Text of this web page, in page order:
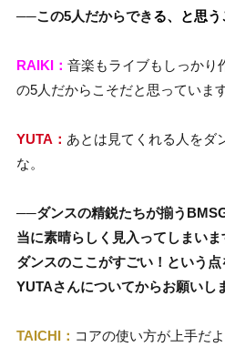
──この5人だからできる、と思う
RAIKI： 音楽もライブもしっかり
の5人だからこそだと思っています
YUTA： あとは見てくれる人をダ
な。
──ダンスの精鋭たちが揃う
当に素晴らしく見入ってしまい
ダンスのここがすごい！という
YUTAさんについてからお願いし
TAICHI： コアの使い方が上手だよ